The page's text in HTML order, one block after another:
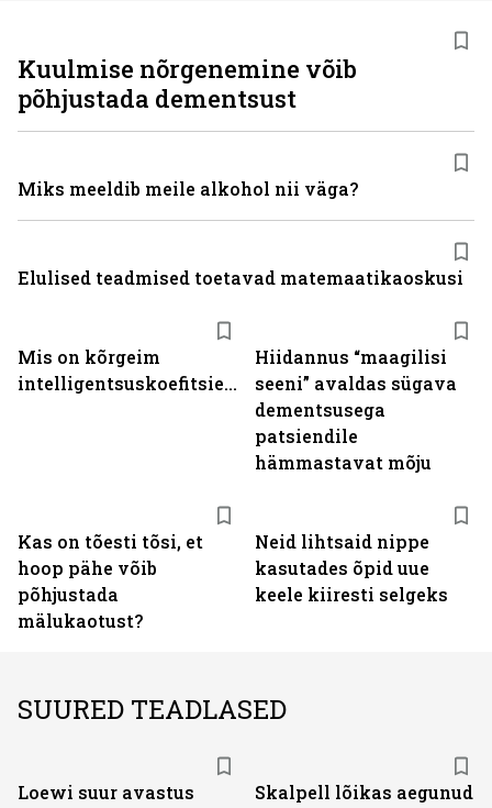
Mis on kõrgeim
intelligentsuskoefitsient?
Hiidannus “maagilisi
seeni” avaldas sügava
dementsusega
patsiendile
hämmastavat mõju
Kas on tõesti tõsi, et
hoop pähe võib
põhjustada
mälukaotust?
Neid lihtsaid nippe
kasutades õpid uue
keele kiiresti selgeks
Kuulmise nõrgenemine võib
põhjustada dementsust
Miks meeldib meile alkohol nii väga?
Elulised teadmised toetavad matemaatikaoskusi
SUURED TEADLASED
Loewi suur avastus
Skalpell lõikas aegunud